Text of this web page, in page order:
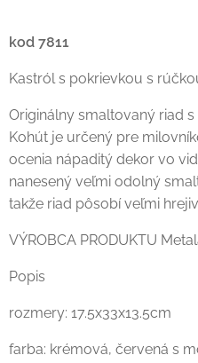
kod 7811
Kastról s pokrievkou s
Originálny smaltovaný riad
Kohút je určený pre
ocenia nápaditý dekor vo
nanesený veľmi odolný
takže riad pôsobí veľmi
VÝROBCA PRODUKTU
Popis
rozmery: 17.5x33x13.5cm
farba: krémová, červená s